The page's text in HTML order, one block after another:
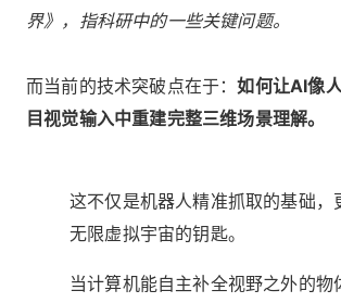
界》，指科研中的一些关键问题。
而当前的技术突破点在于：如何让AI像
目视觉输入中重建完整三维场景理解。
这不仅是机器人精准抓取的基础，
无限虚拟宇宙的钥匙。
当计算机能自主补全视野之外的物